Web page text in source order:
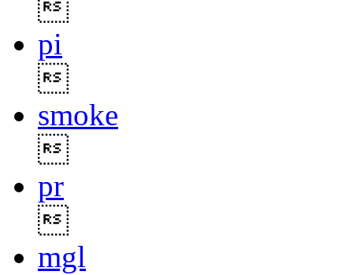
pi
smoke
pr
mgl